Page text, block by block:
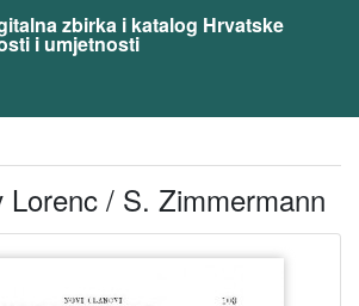
zbirka i katalog Hrvatske
i umjetnosti
Lorenc / S. Zimmermann